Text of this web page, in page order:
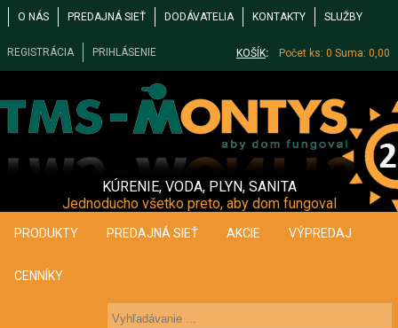
O NÁS PREDAJNÁ SIEŤ DODÁVATELIA KONTAKTY SLUŽBY
REGISTRÁCIA PRIHLÁSENIE KOŠÍK: Počet ks: 0 Suma: 0,00
KÚRENIE, VODA, PLYN, SANITA
Jednoducho všetko preto, aby dom fungoval
PRODUKTY PREDAJNÁ SIEŤ AKCIE VÝPREDAJ
CENNÍKY